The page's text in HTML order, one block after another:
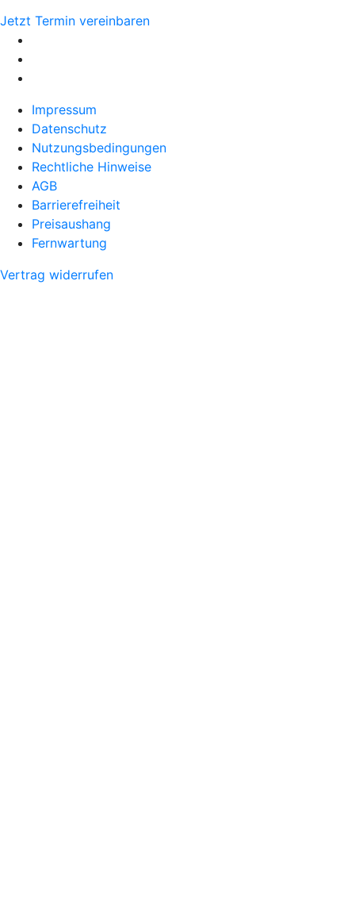
Jetzt Termin vereinbaren
Impressum
Datenschutz
Nutzungsbedingungen
Rechtliche Hinweise
AGB
Barrierefreiheit
Preisaushang
Fernwartung
Vertrag widerrufen